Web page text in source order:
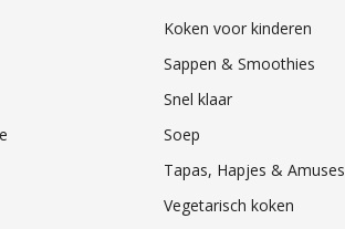
Koken voor kinderen
Sappen & Smoothies
Snel klaar
Soep
Tapas, Hapjes & Amuses
Vegetarisch koken